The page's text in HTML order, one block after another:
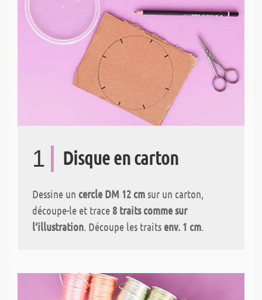
1 Disque en carton
Dessine un cercle DM 12 cm sur un carton,
découpe-le et trace 8 traits comme sur
l‘illustration. Découpe les traits env. 1 cm.